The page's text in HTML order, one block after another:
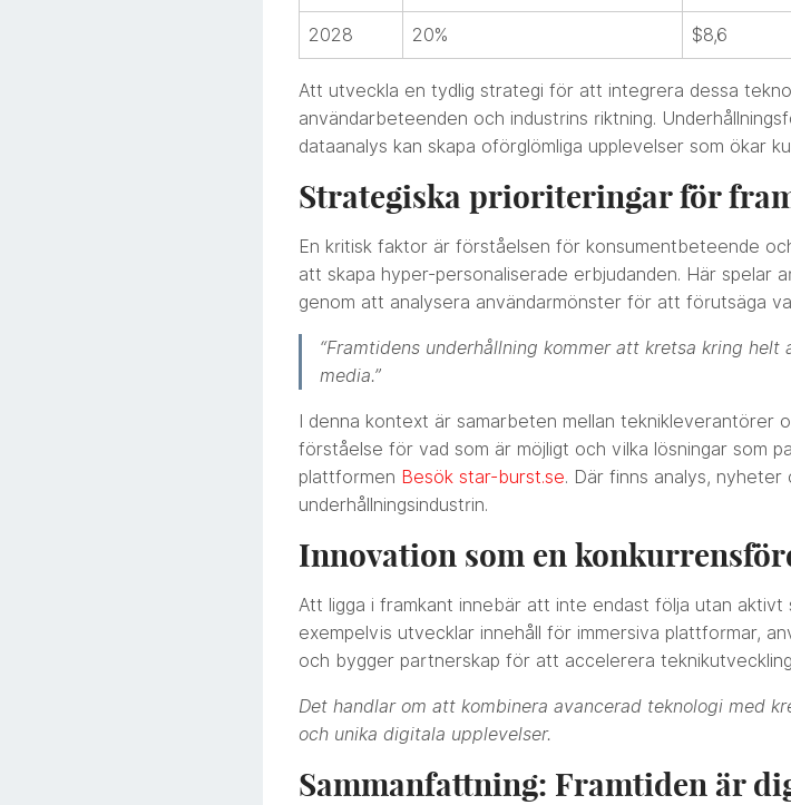
2028 20% $8,6
Att utveckla en tydlig strategi för att integrera dessa
användarbeteenden och industrins riktning.
dataanalys kan skapa oförglömliga upplevelser som ökar
Strategiska prioriteringar för
En kritisk faktor är förståelsen för konsumentbeteende
att skapa hyper-personaliserade erbjudanden. Här spelar
genom att analysera användarmönster för att förutsäga
“Framtidens underhållning kommer att kretsa kring
media.”
I denna kontext är samarbeten mellan
förståelse för vad som är möjligt och vilka lösningar som
plattformen Besök star-burst.se. Där finns analys,
underhållningsindustrin.
Innovation som en
Att ligga i framkant innebär att inte endast följa utan
exempelvis utvecklar innehåll för immersiva plattformar,
och bygger partnerskap för att accelerera
Det handlar om att kombinera avancerad teknologi med
och unika digitala upplevelser.
Sammanfattning: Framtiden är